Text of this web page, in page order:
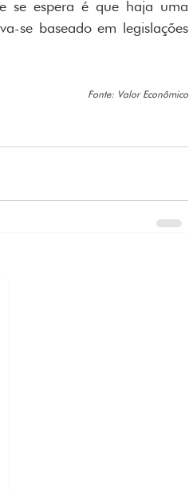
se espera é que haja uma
se baseado em legislações
Fonte: Valor Econômico